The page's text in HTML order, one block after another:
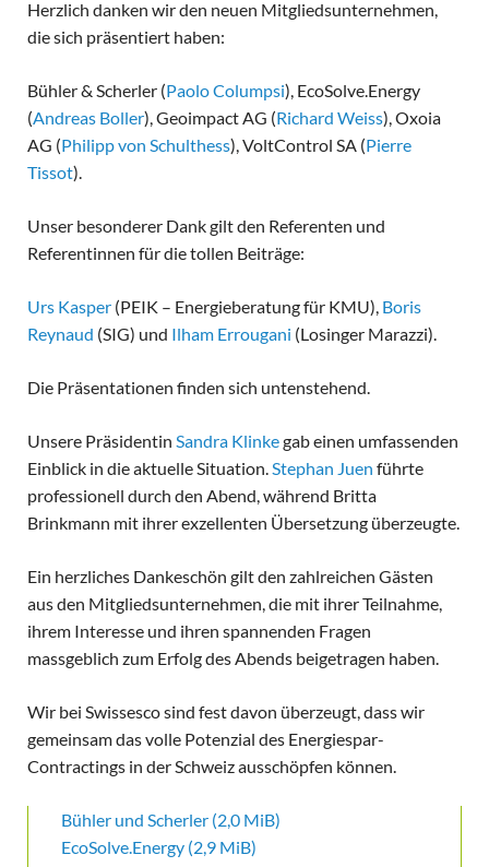
Herzlich danken wir den neuen Mitgliedsunternehmen,
die sich präsentiert haben:
Bühler & Scherler (Paolo Columpsi), EcoSolve.Energy
(Andreas Boller), Geoimpact AG (Richard Weiss), Oxoia
AG (Philipp von Schulthess), VoltControl SA (Pierre
Tissot).
Unser besonderer Dank gilt den Referenten und
Referentinnen für die tollen Beiträge:
Urs Kasper(PEIK – Energieberatung für KMU), Boris
Reynaud (SIG) und Ilham Errougani (Losinger Marazzi).
Die Präsentationen finden sich untenstehend.
Unsere Präsidentin Sandra Klinkegab einen umfassenden
Einblick in die aktuelle Situation.Stephan Juen führte
professionell durch den Abend, während Britta
Brinkmann mit ihrer exzellenten Übersetzung überzeugte.
Ein herzliches Dankeschön gilt den zahlreichen Gästen
aus den Mitgliedsunternehmen, die mit ihrer Teilnahme,
ihrem Interesse und ihren spannenden Fragen
massgeblich zum Erfolg des Abends beigetragen haben.
Wir bei Swissesco sind fest davon überzeugt, dass wir
gemeinsam das volle Potenzial des Energiespar-
Contractings in der Schweiz ausschöpfen können.
Bühler und Scherler (2,0 MiB)
EcoSolve.Energy (2,9 MiB)